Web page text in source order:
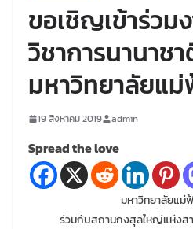
ขอเชิญเข้าร่วม
วิชาการนานาช
มหาวิทยาลัยแ
19 สิงหาคม 2019 admin
Spread the love
มหาวิทยาลัยแม่ฟ้าหลว
ร่วมกับสถานกงสุลใหญ่แห่งส